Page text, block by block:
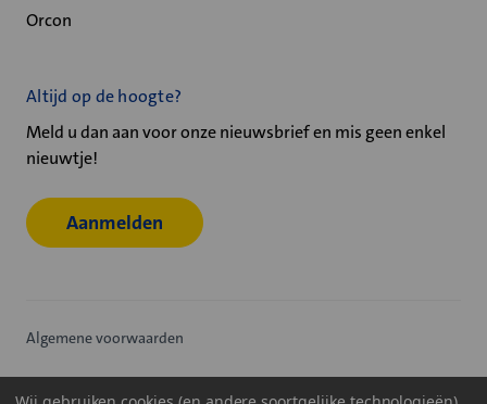
Orcon
Altijd op de hoogte?
Meld u dan aan voor onze nieuwsbrief en mis geen enkel
nieuwtje!
Aanmelden
Algemene voorwaarden